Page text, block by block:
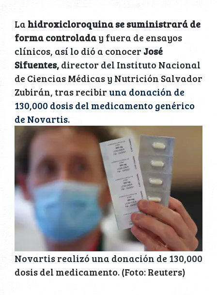
La hidroxicloroquina se suministrará de
forma controladay fuera de ensayos
clínicos, así lo dió a conocer José
Sifuentes,director del Instituto Nacional
de Ciencias Médicas y Nutrición Salvador
Zubirán, tras recibiruna donación de
130,000 dosis del medicamento genérico
de Novartis.
Novartis realizó una donación de 130,000
dosis del medicamento. (Foto: Reuters)